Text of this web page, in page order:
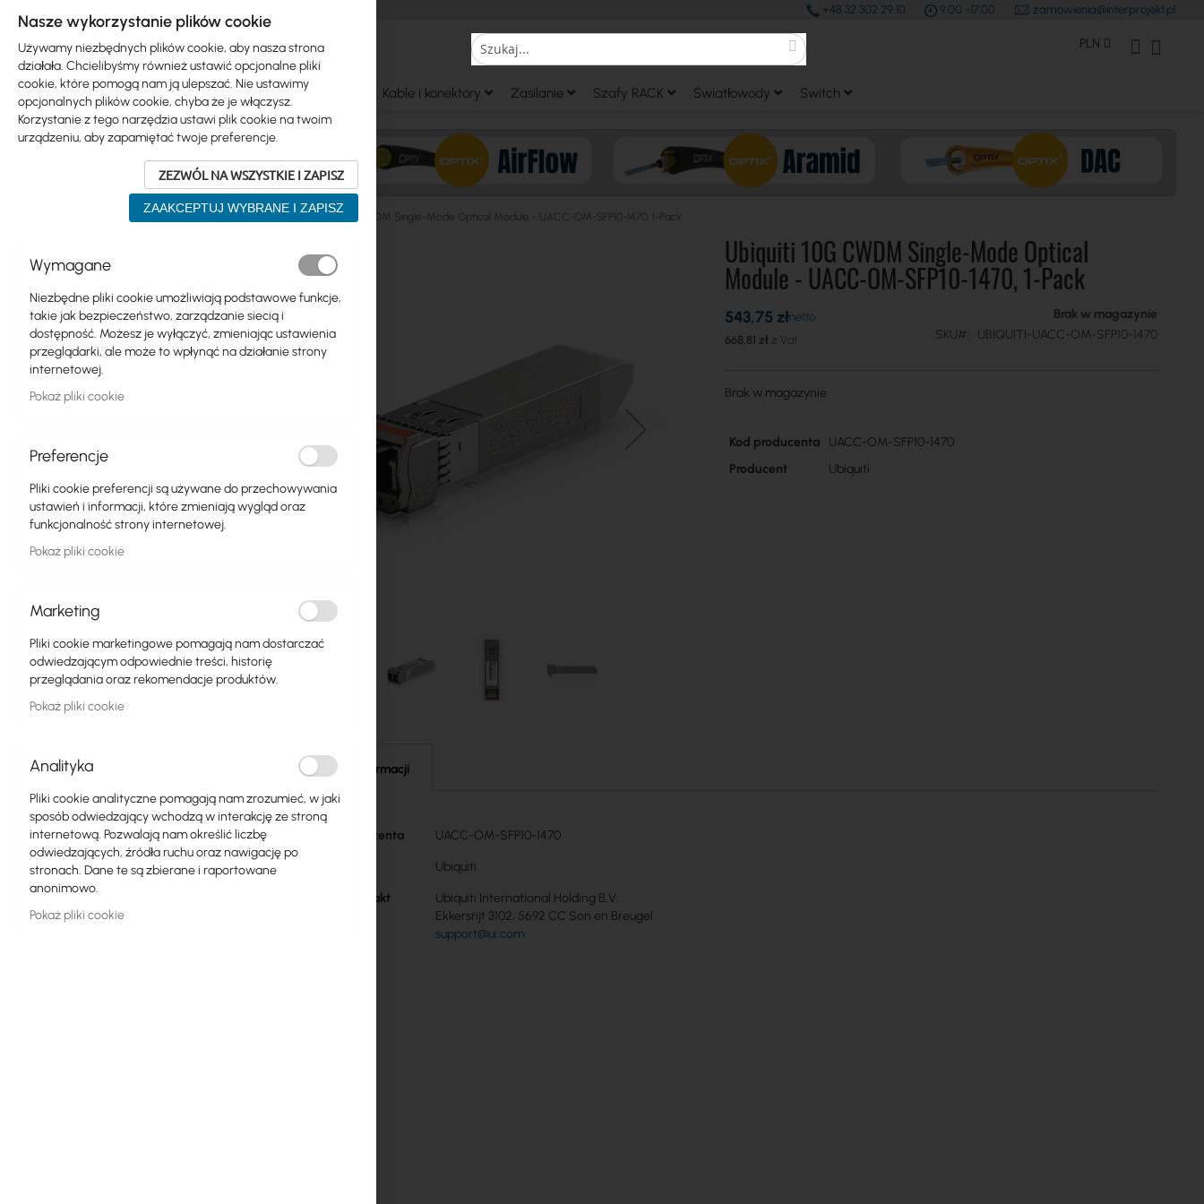
+48 32 302 29 10 9.00 -17.00 zamowienia@interprojekt.pl
Search
Search Waluta
PLN Konto Klienta
Ubiquiti Mikrotik WiFi & SOHO Kable i konektory Zasilanie Szafy RACK Światłowody Switch
Ubiquiti 10G CWDM Single-Mode Optical Module - UACC-OM-SFP10-1470, 1-Pack
Skip
product
list
Ubiquiti
Mikrotik
WiFi & SOHO
Anteny
Switch
Punkty dostępowe
Kable koncentryczne
Zasilanie
GPON
Kable LAN
Routery LAN
Licencje MikroTik
Monitoring, Smart Home IoT
Zewnętrzne urządzenia WiFi
na
galerii
początek
Ubiquiti 10G CWDM Single-Mode Optical
Module - UACC-OM-SFP10-1470, 1-Pack
668,81 zł
543,75 zł
Brak w magazynie
SKU
UBIQUITI-UACC-OM-SFP10-1470
Brak w magazynie
Więcej
Kod producenta
UACC-OM-SFP10-1470
Producent
Ubiquiti
Więcej informacji
Kod producenta UACC-OM-SFP10-1470
Ubiquiti
GPSR kontakt
Ubiquiti International Holding B.V.
Ekkersrijt 3102, 5692 CC Son en Breugel
support@ui.com
Nasze wykorzystanie plików cookie
Używamy niezbędnych plików cookie, aby nasza strona
działała. Chcielibyśmy również ustawić opcjonalne pliki
cookie, które pomogą nam ją ulepszać. Nie ustawimy
opcjonalnych plików cookie, chyba że je włączysz.
Korzystanie z tego narzędzia ustawi plik cookie na twoim
urządzeniu, aby zapamiętać twoje preferencje.
ZEZWÓL NA WSZYSTKIE I ZAPISZ
ZAAKCEPTUJ WYBRANE I ZAPISZ
Wymagane
Niezbędne pliki cookie umożliwiają podstawowe funkcje,
takie jak bezpieczeństwo, zarządzanie siecią i
dostępność. Możesz je wyłączyć, zmieniając ustawienia
przeglądarki, ale może to wpłynąć na działanie strony
internetowej.
Pokaż pliki cookie
Preferencje
Pliki cookie preferencji są używane do przechowywania
ustawień i informacji, które zmieniają wygląd oraz
funkcjonalność strony internetowej.
Pokaż pliki cookie
Marketing
Pliki cookie marketingowe pomagają nam dostarczać
odwiedzającym odpowiednie treści, historię
przeglądania oraz rekomendacje produktów.
Pokaż pliki cookie
Analityka
Pliki cookie analityczne pomagają nam zrozumieć, w jaki
sposób odwiedzający wchodzą w interakcję ze stroną
internetową. Pozwalają nam określić liczbę
odwiedzających, źródła ruchu oraz nawigację po
stronach. Dane te są zbierane i raportowane
anonimowo.
Pokaż pliki cookie